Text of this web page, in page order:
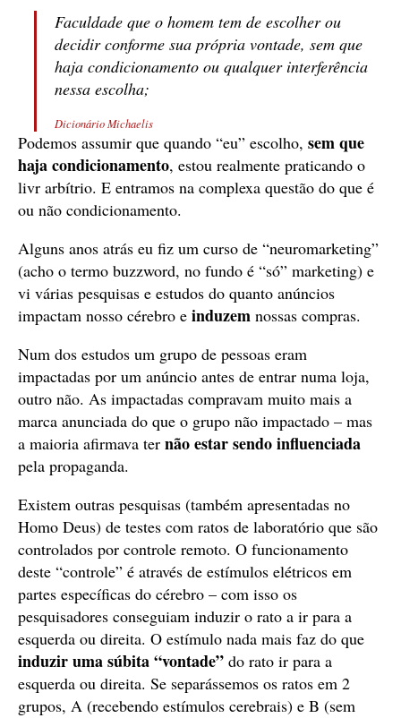
Faculdade que o homem tem de escolher ou
decidir conforme sua própria vontade, sem que
haja condicionamento ou qualquer interferência
nessa escolha;
Dicionário Michaelis
Podemos assumir que quando “eu” escolho, sem que
haja condicionamento, estou realmente praticando o
livr arbítrio. E entramos na complexa questão do que é
ou não condicionamento.
Alguns anos atrás eu fiz um curso de “neuromarketing”
(acho o termo buzzword, no fundo é “só” marketing) e
vi várias pesquisas e estudos do quanto anúncios
impactam nosso cérebro e induzem nossas compras.
Num dos estudos um grupo de pessoas eram
impactadas por um anúncio antes de entrar numa loja,
outro não. As impactadas compravam muito mais a
marca anunciada do que o grupo não impactado – mas
a maioria afirmava ter não estar sendo influenciada
pela propaganda.
Existem outras pesquisas (também apresentadas no
Homo Deus) de testes com ratos de laboratório que são
controlados por controle remoto. O funcionamento
deste “controle” é através de estímulos elétricos em
partes específicas do cérebro – com isso os
pesquisadores conseguiam induzir o rato a ir para a
esquerda ou direita. O estímulo nada mais faz do que
induzir uma súbita “vontade” do rato ir para a
esquerda ou direita. Se separássemos os ratos em 2
grupos, A (recebendo estímulos cerebrais) e B (sem